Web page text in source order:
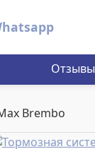
Отзывы
Brembo